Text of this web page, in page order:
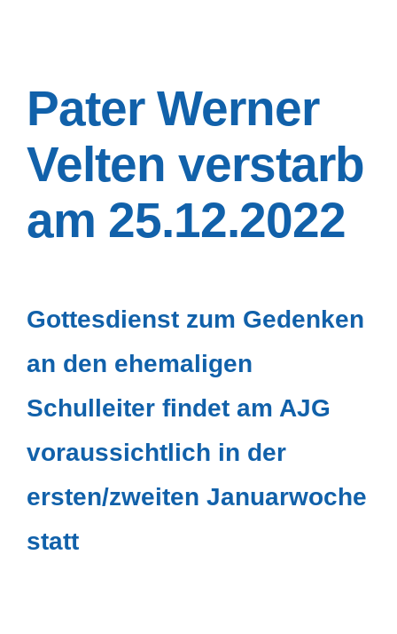
Pater Werner
Velten verstarb
am 25.12.2022
Gottesdienst zum Gedenken
an den ehemaligen
Schulleiter findet am AJG
voraussichtlich in der
ersten/zweiten Januarwoche
statt